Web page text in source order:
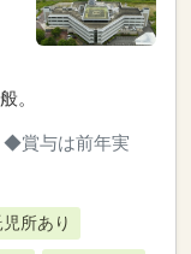
。
◆賞与は前年実
所あり